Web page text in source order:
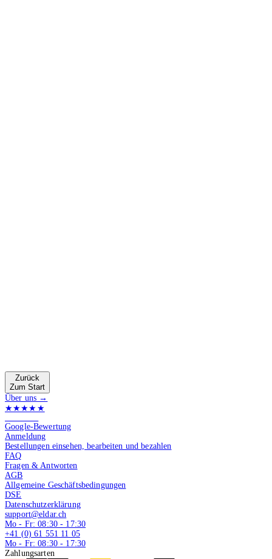
Zurück
Zum Start
Über uns →
★★★★★
Google-Bewertung
Anmeldung
Bestellungen einsehen, bearbeiten und bezahlen
FAQ
Fragen & Antworten
AGB
Allgemeine Geschäftsbedingungen
DSE
Datenschutzerklärung
support@eldar.ch
Mo - Fr: 08:30 - 17:30
+41 (0) 61 551 11 05
Mo - Fr: 08:30 - 17:30
Zahlungsarten